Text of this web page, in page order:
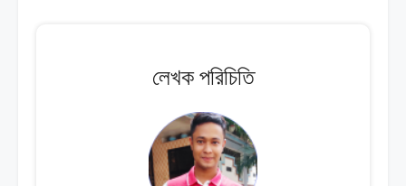
লেখক পরিচিতি